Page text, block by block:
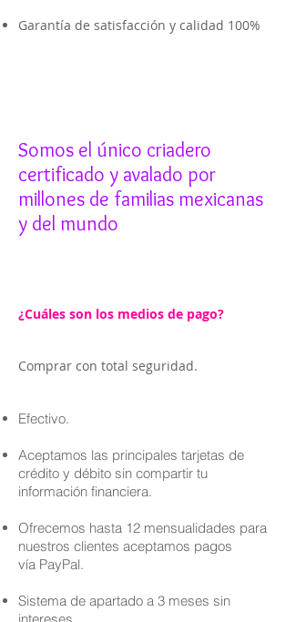
Garantía de satisfacción y calidad 100%
Somos el único criadero
certificado y avalado por
millones de familias mexicanas
y del mundo
¿Cuáles son los medios de pago?
Comprar con total seguridad.
Efectivo.
Aceptamos las principales tarjetas de
crédito y débito sin compartir tu
información financiera.
Ofrecemos hasta 12 mensualidades para
nuestros clientes aceptamos pagos
vía PayPal.
Sistema de apartado a 3 meses sin